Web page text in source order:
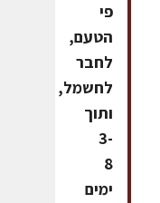
פי
הטעם,
לחבר
לחשמל,
ותוך
3-
8
ימים